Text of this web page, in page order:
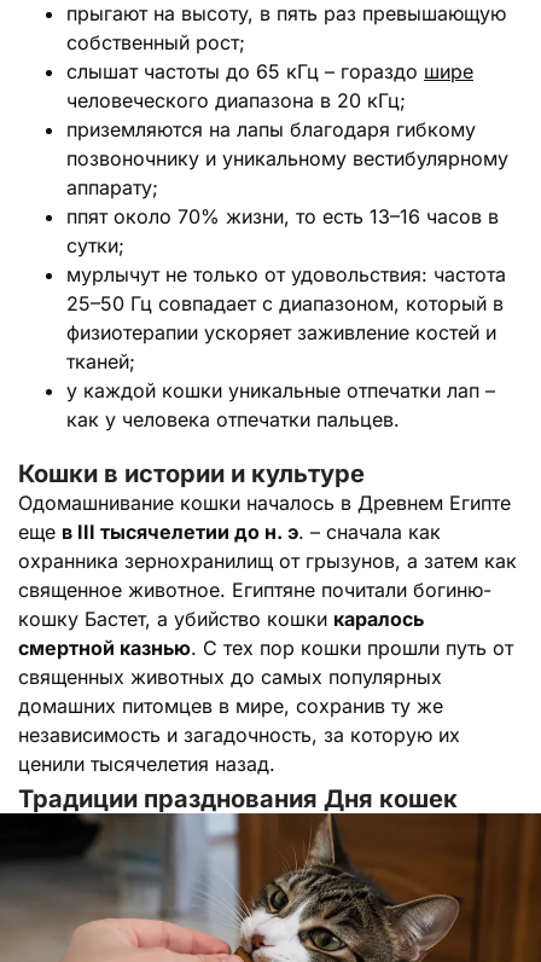
прыгают на высоту, в пять раз превышающую
собственный рост;
слышат частоты до 65 кГц – гораздо шире
человеческого диапазона в 20 кГц;
приземляются на лапы благодаря гибкому
позвоночнику и уникальному вестибулярному
аппарату;
ппят около 70% жизни, то есть 13–16 часов в
сутки;
мурлычут не только от удовольствия: частота
25–50 Гц совпадает с диапазоном, который в
физиотерапии ускоряет заживление костей и
тканей;
у каждой кошки уникальные отпечатки лап –
как у человека отпечатки пальцев.
Кошки в истории и культуре
Одомашнивание кошки началось в Древнем Египте
еще в III тысячелетии до н. э. – сначала как
охранника зернохранилищ от грызунов, а затем как
священное животное. Египтяне почитали богиню-
кошку Бастет, а убийство кошки каралось
смертной казнью. С тех пор кошки прошли путь от
священных животных до самых популярных
домашних питомцев в мире, сохранив ту же
независимость и загадочность, за которую их
ценили тысячелетия назад.
Традиции празднования Дня кошек